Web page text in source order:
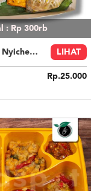
: Rp 300rb
Nasi Putih Ayam Nyicheap Tumis Tauge Tahu Tempe LIHAT
Rp.25.000